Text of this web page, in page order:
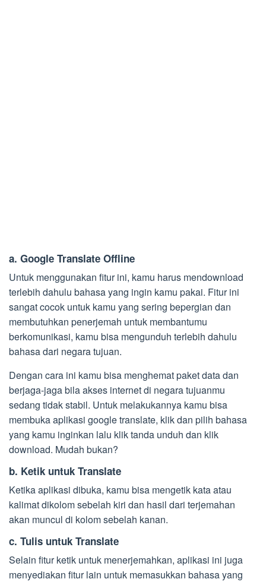
a. Google Translate Offline
Untuk menggunakan fitur ini, kamu harus mendownload
terlebih dahulu bahasa yang ingin kamu pakai. Fitur ini
sangat cocok untuk kamu yang sering bepergian dan
membutuhkan penerjemah untuk membantumu
berkomunikasi, kamu bisa mengunduh terlebih dahulu
bahasa dari negara tujuan.
Dengan cara ini kamu bisa menghemat paket data dan
berjaga-jaga bila akses internet di negara tujuanmu
sedang tidak stabil. Untuk melakukannya kamu bisa
membuka aplikasi google translate, klik dan pilih bahasa
yang kamu inginkan lalu klik tanda unduh dan klik
download. Mudah bukan?
b. Ketik untuk Translate
Ketika aplikasi dibuka, kamu bisa mengetik kata atau
kalimat dikolom sebelah kiri dan hasil dari terjemahan
akan muncul di kolom sebelah kanan.
c. Tulis untuk Translate
Selain fitur ketik untuk menerjemahkan, aplikasi ini juga
menyediakan fitur lain untuk memasukkan bahasa yang